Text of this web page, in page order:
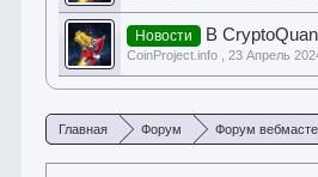
Новости В
CoinProject.info ,23 Апрель
Главная Форум Форум